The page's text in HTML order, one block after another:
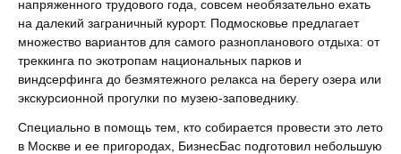
напряженного трудового года, совсем необязательно ехать
на далекий заграничный курорт. Подмосковье предлагает
множество вариантов для самого разнопланового отдыха: от
треккинга по экотропам национальных парков и
виндсерфинга до безмятежного релакса на берегу озера или
экскурсионной прогулки по музею-заповеднику.
Специально в помощь тем, кто собирается провести это лето
в Москве и ее пригородах, БизнесБас подготовил небольшую